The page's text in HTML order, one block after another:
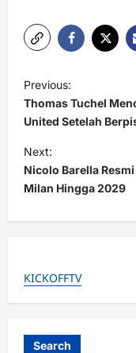
o
s
t
n
a
v
g
Previous:
Thomas Tuchel
United Setelah
Next:
Nicolo Barella
Milan Hingga 2029
KICKOFFTV
Search